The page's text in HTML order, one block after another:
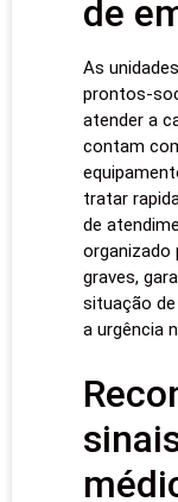
de
As
prontos-
atender a
contam
tratar
de
organizado
graves,
situação
a urgência